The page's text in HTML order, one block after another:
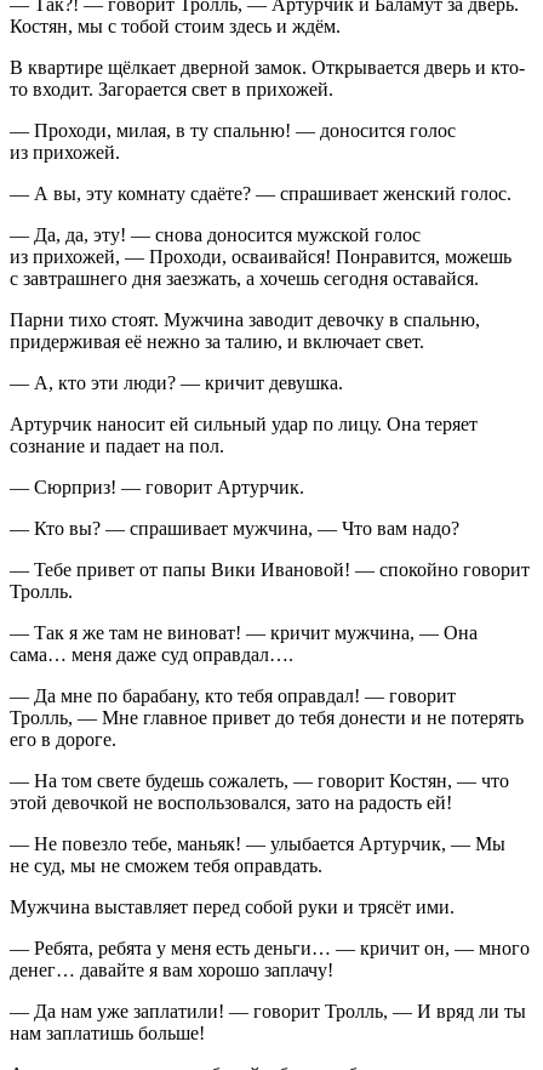
— Так?! — говорит Тролль, — Артурчик и Баламут за дверь.
Костян, мы с тобой стоим здесь и ждём.
В квартире щёлкает дверной замок. Открывается дверь и кто-
то входит. Загорается свет в прихожей.
— Проходи, милая, в ту спальню! — доносится голос
из прихожей.
— А вы, эту комнату сдаёте? — спрашивает женский голос.
— Да, да, эту! — снова доносится мужской голос
из прихожей, — Проходи, осваивайся! Понравится, можешь
с завтрашнего дня заезжать, а хочешь сегодня оставайся.
Парни тихо стоят. Мужчина заводит девочку в спальню,
придерживая её нежно за талию, и включает свет.
— А, кто эти люди? — кричит девушка.
Артурчик наносит ей сильный удар по лицу. Она теряет
сознание и падает на пол.
— Сюрприз! — говорит Артурчик.
— Кто вы? — спрашивает мужчина, — Что вам надо?
— Тебе привет от папы Вики Ивановой! — спокойно говорит
Тролль.
— Так я же там не виноват! — кричит мужчина, — Она
сама… меня даже суд оправдал….
— Да мне по барабану, кто тебя оправдал! — говорит
Тролль, — Мне главное привет до тебя донести и не потерять
его в дороге.
— На том свете будешь сожалеть, — говорит Костян, — что
этой девочкой не воспользовался, зато на радость ей!
— Не повезло тебе, маньяк! — улыбается Артурчик, — Мы
не суд, мы не сможем тебя оправдать.
Мужчина выставляет перед собой руки и трясёт ими.
— Ребята, ребята у меня есть деньги… — кричит он, — много
денег… давайте я вам хорошо заплачу!
— Да нам уже заплатили! — говорит Тролль, — И вряд ли ты
нам заплатишь больше!